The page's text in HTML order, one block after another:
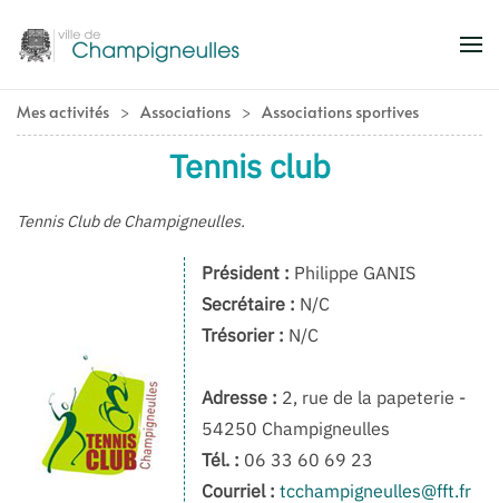
Accéder au contenu principal
Mes activités Associations Associations sportives
Tennis club
Tennis Club de Champigneulles.
Président : Philippe GANIS
Secrétaire : N/C
Trésorier : N/C
Adresse : 2, rue de la papeterie -
54250 Champigneulles
Tél. : 06 33 60 69 23
Courriel : tcchampigneulles@fft.fr